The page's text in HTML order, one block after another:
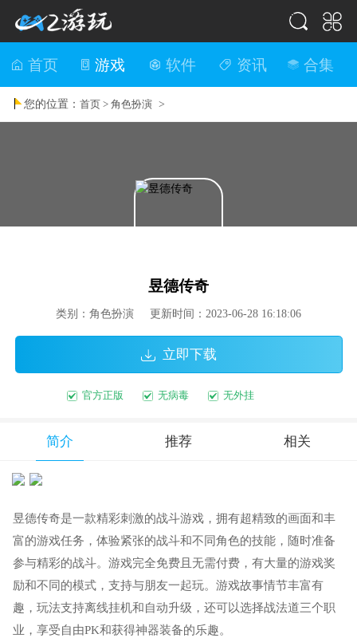
首页 游戏 软件 资讯 合集
您的位置：首页 >角色扮演 >
昱德传奇
类别：角色扮演 更新时间：2023-06-28 16:18:06
立即下载
官方正版 无病毒 无外挂
简介 推荐 相关
昱德传奇是一款精彩刺激的战斗游戏，拥有超精致的画面和丰
富的游戏任务，体验紧张的战斗和不同角色的技能，随时准备
参与精彩的战斗。游戏完全免费且无需付费，有大量的游戏奖
励和不同的模式，支持与朋友一起玩。游戏故事情节丰富有
趣，玩法支持离线挂机和自动升级，还可以选择战法道三个职
业，享受自由PK和获得神器装备的乐趣。